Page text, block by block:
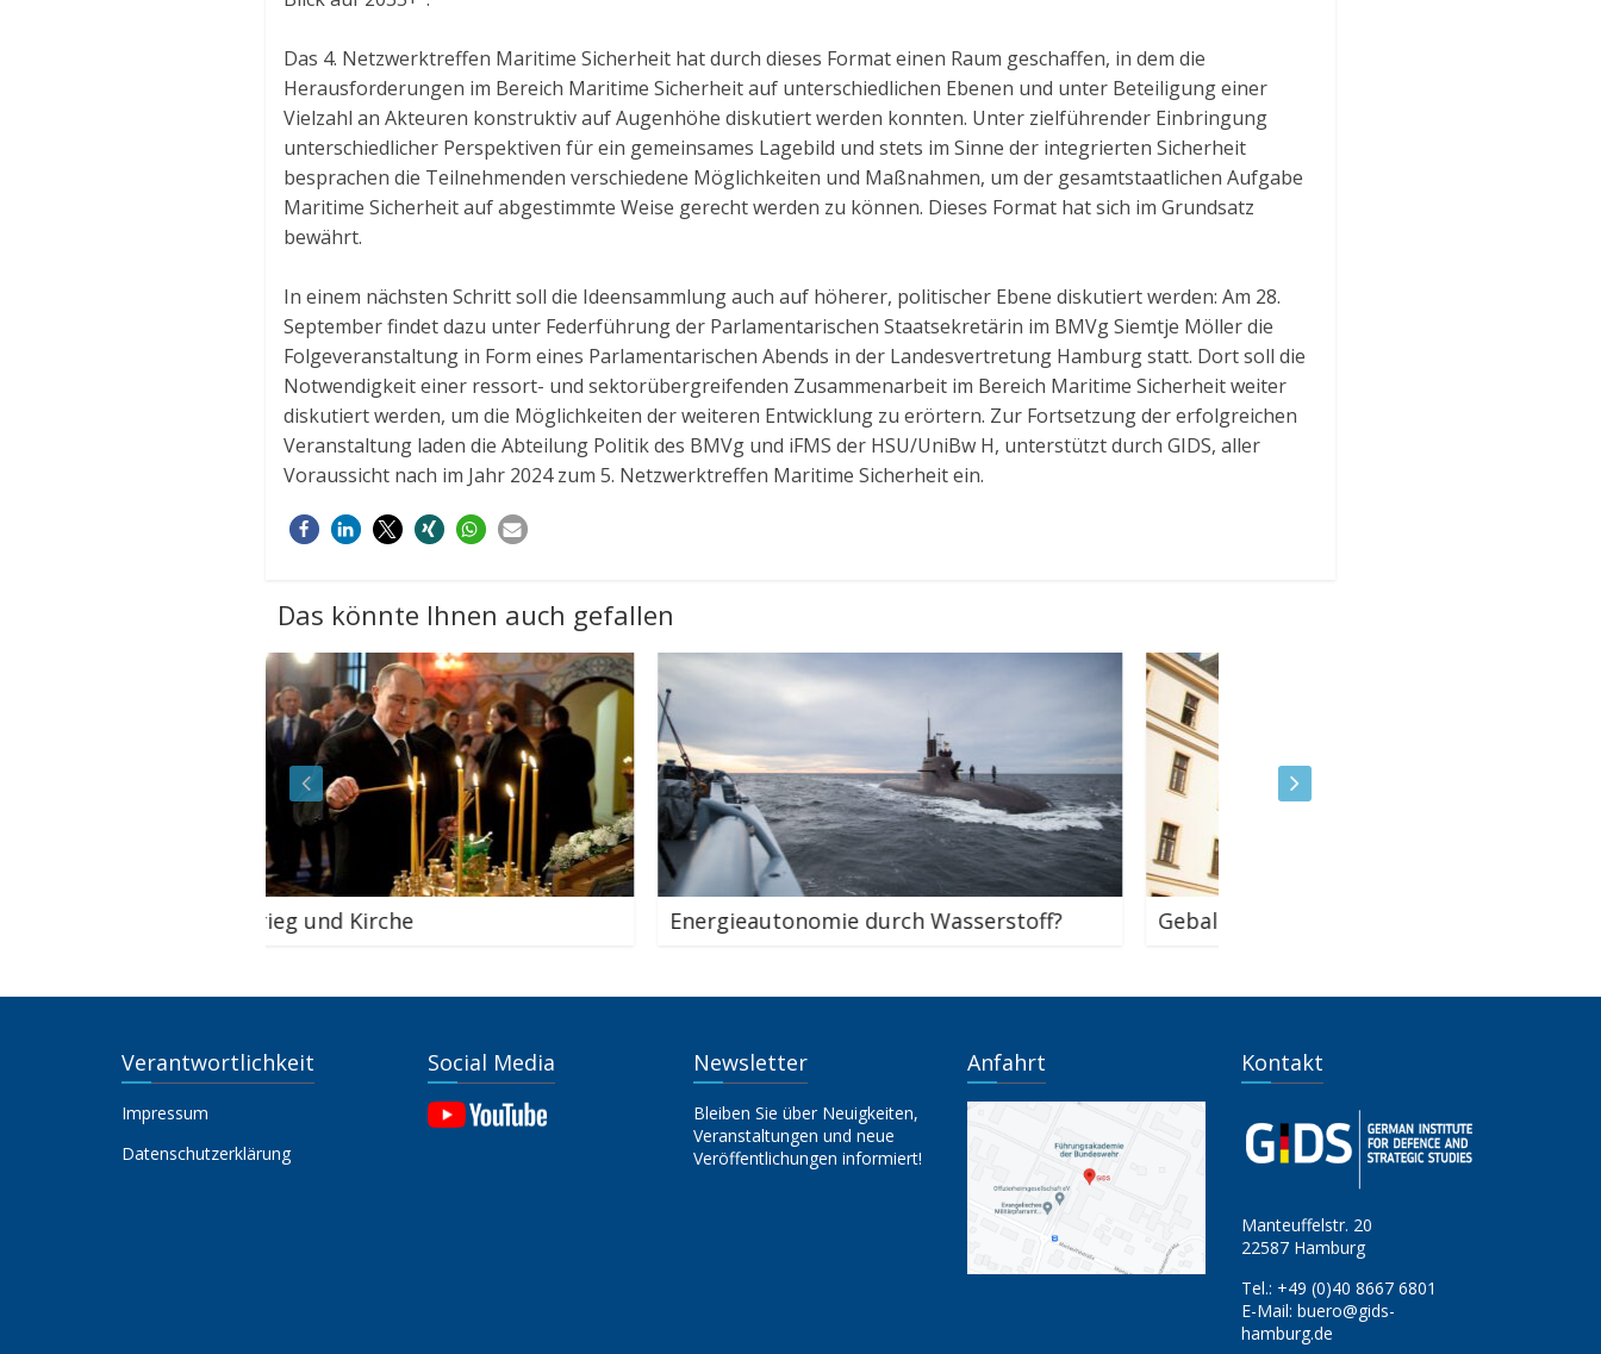
Das 4. Netzwerktreffen Maritime Sicherheit hat durch dieses Format einen Raum geschaffen, in dem die
Herausforderungen im Bereich Maritime Sicherheit auf unterschiedlichen Ebenen und unter Beteiligung einer
Vielzahl an Akteuren konstruktiv auf Augenhöhe diskutiert werden konnten. Unter zielführender Einbringung
unterschiedlicher Perspektiven für ein gemeinsames Lagebild und stets im Sinne der integrierten Sicherheit
besprachen die Teilnehmenden verschiedene Möglichkeiten und Maßnahmen, um der gesamtstaatlichen Aufgabe
Maritime Sicherheit auf abgestimmte Weise gerecht werden zu können. Dieses Format hat sich im Grundsatz
bewährt.
In einem nächsten Schritt soll die Ideensammlung auch auf höherer, politischer Ebene diskutiert werden: Am 28.
September findet dazu unter Federführung der Parlamentarischen Staatsekretärin im BMVg Siemtje Möller die
Folgeveranstaltung in Form eines Parlamentarischen Abends in der Landesvertretung Hamburg statt. Dort soll die
Notwendigkeit einer ressort- und sektorübergreifenden Zusammenarbeit im Bereich Maritime Sicherheit weiter
diskutiert werden, um die Möglichkeiten der weiteren Entwicklung zu erörtern. Zur Fortsetzung der erfolgreichen
Veranstaltung laden die Abteilung Politik des BMVg und iFMS der HSU/UniBw H, unterstützt durch GIDS, aller
Voraussicht nach im Jahr 2024 zum 5. Netzwerktreffen Maritime Sicherheit ein.
Das könnte Ihnen auch gefallen
Energieautonomie durch Wasserstoff? Geballte Kompetenz bei Wiener Konferenz
Verantwortlichkeit
Impressum
Datenschutzerklärung
Social Media Newsletter
Bleiben Sie über Neuigkeiten,
Veranstaltungen und neue
Veröffentlichungen informiert!
Anfahrt Kontakt
Manteuffelstr. 20
22587 Hamburg
Tel.: +49 (0)40 8667 6801
E-Mail: buero@gids-
hamburg.de